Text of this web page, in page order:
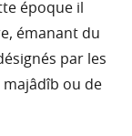
époque il
émanant du
par les
ou de